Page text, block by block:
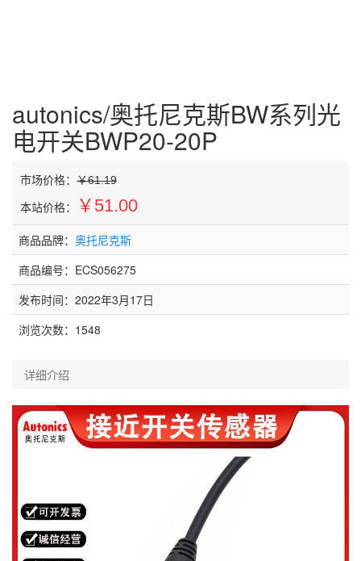
autonics/奥托尼克斯BW系列光
电开关BWP20-20P
市场价格： ￥61.19
本站价格： ￥51.00
商品品牌： 奥托尼克斯
商品编号：ECS056275
发布时间：2022年3月17日
浏览次数： 1548
详细介绍